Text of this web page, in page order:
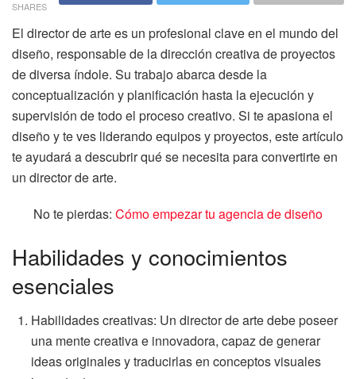
SHARES
El director de arte es un profesional clave en el mundo del
diseño, responsable de la dirección creativa de proyectos
de diversa índole. Su trabajo abarca desde la
conceptualización y planificación hasta la ejecución y
supervisión de todo el proceso creativo. Si te apasiona el
diseño y te ves liderando equipos y proyectos, este artículo
te ayudará a descubrir qué se necesita para convertirte en
un director de arte.
No te pierdas: Cómo empezar tu agencia de diseño
Habilidades y conocimientos
esenciales
Habilidades creativas: Un director de arte debe poseer
una mente creativa e innovadora, capaz de generar
ideas originales y traducirlas en conceptos visuales